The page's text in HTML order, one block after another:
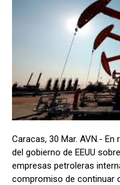
Caracas, 30 Mar. AVN.-
del gobierno de EEUU
empresas petroleras
compromiso de continuar